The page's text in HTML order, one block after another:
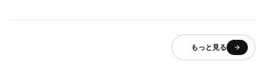
もっと見る